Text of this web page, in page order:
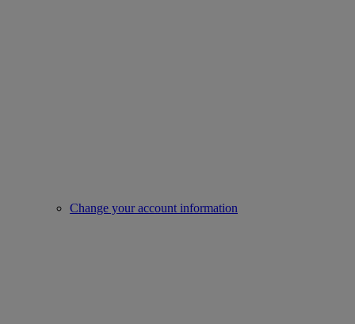
Change your account information